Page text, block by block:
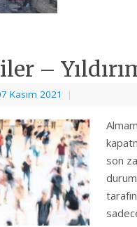
–
Kasım 2021 |
son